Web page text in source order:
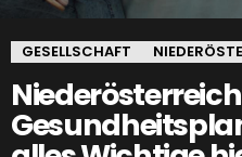
GESELLSCHAFT